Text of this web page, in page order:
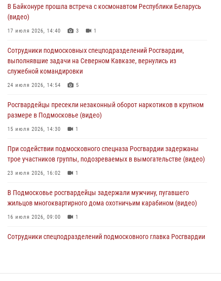
крупную сумму в Подмосковье
31 июля 2026, 13:00
действиях в Подмосковье (видео)
31 июля 2026, 09:00
В Главном управлении Росгвардии по Московской области
образования региональной общественной организации ветеранов
войск правопорядка (видео)
30 июля 2026, 13:00 5
Росгвардейцы задержали нетрезвую автоледи в Подмосковье
30 июля 2026, 08:00 1
В Байконуре прошла встреча с космонавтом Республики Беларусь
(видео)
17 июля 2026, 14:40 3 1
Сотрудники подмосковных спецподразделений Росгвардии,
выполнявшие задачи на Северном Кавказе, вернулись из
служебной командировки
24 июля 2026, 14:54 5
Росгвардейцы пресекли незаконный оборот наркотиков в крупном
размере в Подмосковье (видео)
15 июля 2026, 14:30 1
При содействии подмосковного спецназа Росгвардии задержаны
трое участников группы, подозреваемых в вымогательстве (видео)
23 июля 2026, 16:02 1
В Подмосковье росгвардейцы задержали мужчину, пугавшего
жильцов многоквартирного дома охотничьим карабином (видео)
16 июля 2026, 09:00 1
Сотрудники спецподразделений подмосковного главка Росгвардии